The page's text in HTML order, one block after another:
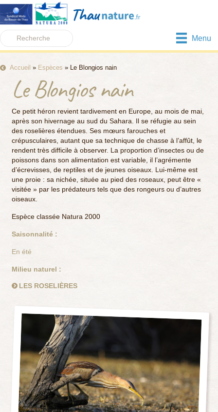
Menu
Accueil » Espèces » Le Blongios nain
Le Blongios nain
Ce petit héron revient tardivement en Europe, au mois de mai,
après son hivernage au sud du Sahara. Il se réfugie au sein
des roselières étendues. Ses mœurs farouches et
crépusculaires, autant que sa technique de chasse à l’affût, le
rendent très difficile à observer. La proportion d’insectes ou de
poissons dans son alimentation est variable, il l’agrémente
d’écrevisses, de reptiles et de jeunes oiseaux. Lui-même est
une proie : sa nichée, située au pied des roseaux, peut être «
visitée » par les prédateurs tels que des rongeurs ou d’autres
oiseaux.
Espèce classée Natura 2000
Saisonnalité :
En été
Milieu naturel :
LES ROSELIÈRES